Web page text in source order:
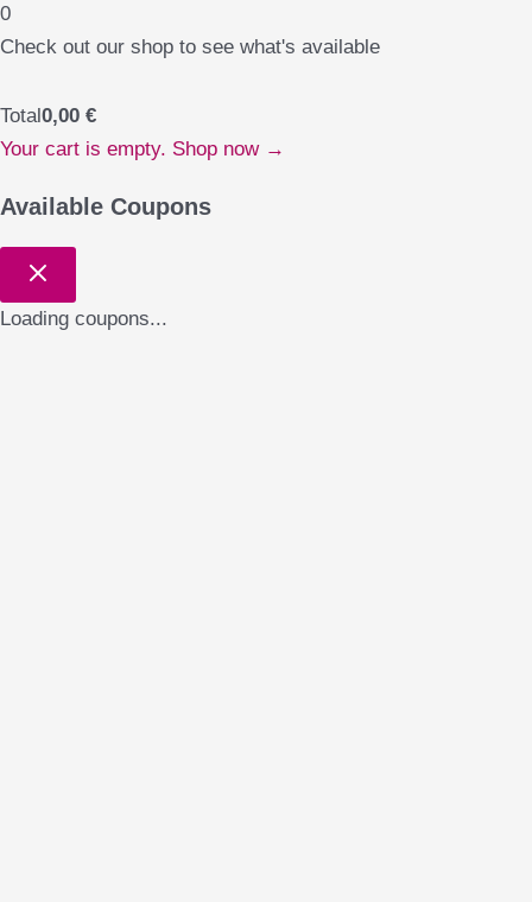
0
Check out our shop to see what's available
Total0,00 €
Your cart is empty. Shop now →
Available Coupons
Loading coupons...